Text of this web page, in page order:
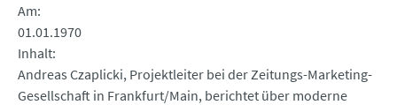
Am
01.01.1970
Inhalt
Andreas Czaplicki, Projektleiter bei der Zeitungs-Marketing-
Gesellschaft in Frankfurt/Main, berichtet über moderne